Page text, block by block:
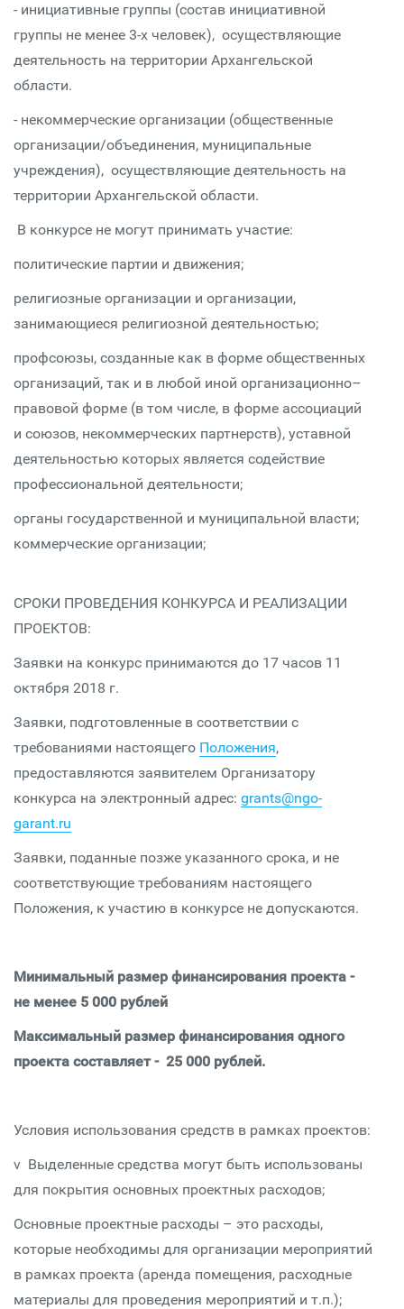
- инициативные группы (состав инициативной
группы не менее 3-х человек), осуществляющие
деятельность на территории Архангельской
области.
- некоммерческие организации (общественные
организации/объединения, муниципальные
учреждения), осуществляющие деятельность на
территории Архангельской области.
В конкурсе не могут принимать участие:
политические партии и движения;
религиозные организации и организации,
занимающиеся религиозной деятельностью;
профсоюзы, созданные как в форме общественных
организаций, так и в любой иной организационно–
правовой форме (в том числе, в форме ассоциаций
и союзов, некоммерческих партнерств), уставной
деятельностью которых является содействие
профессиональной деятельности;
органы государственной и муниципальной власти;
коммерческие организации;
СРОКИ ПРОВЕДЕНИЯ КОНКУРСА И РЕАЛИЗАЦИИ
ПРОЕКТОВ:
Заявки на конкурс принимаются до 17 часов 11
октября 2018 г.
Заявки, подготовленные в соответствии с
требованиями настоящего Положения,
предоставляются заявителем Организатору
конкурса на электронный адрес: grants@ngo-
garant.ru
Заявки, поданные позже указанного срока, и не
соответствующие требованиям настоящего
Положения, к участию в конкурсе не допускаются.
Минимальный размер финансирования проекта -
не менее 5 000 рублей
Максимальный размер финансирования одного
проекта составляет - 25 000 рублей.
Условия использования средств в рамках проектов:
v Выделенные средства могут быть использованы
для покрытия основных проектных расходов;
Основные проектные расходы – это расходы,
которые необходимы для организации мероприятий
в рамках проекта (аренда помещения, расходные
материалы для проведения мероприятий и т.п.);